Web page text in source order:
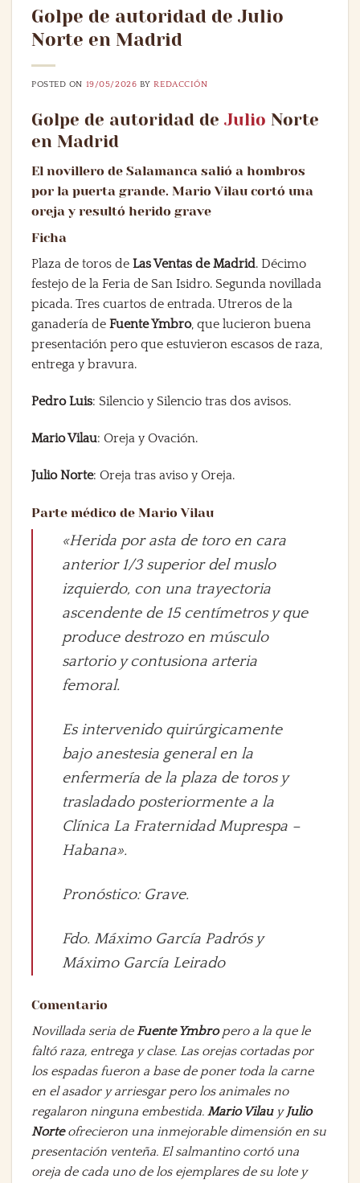
Golpe de autoridad de Julio
Norte en Madrid
POSTED ON 19/05/2026 BYREDACCIÓN
Golpe de autoridad de Julio Norte
en Madrid
El novillero de Salamanca salió a hombros
por la puerta grande. Mario Vilau cortó una
oreja y resultó herido grave
Ficha
Plaza de toros de Las Ventas de Madrid. Décimo
festejo de la Feria de San Isidro. Segunda novillada
picada. Tres cuartos de entrada. Utreros de la
ganadería de Fuente Ymbro, que lucieron buena
presentación pero que estuvieron escasos de raza,
entrega y bravura.
Pedro Luis: Silencio y Silencio tras dos avisos.
Mario Vilau: Oreja y Ovación.
Julio Norte: Oreja tras aviso y Oreja.
Parte médico de Mario Vilau
«Herida por asta de toro en cara
anterior 1/3 superior del muslo
izquierdo, con una trayectoria
ascendente de 15 centímetros y que
produce destrozo en músculo
sartorio y contusiona arteria
femoral.
Es intervenido quirúrgicamente
bajo anestesia general en la
enfermería de la plaza de toros y
trasladado posteriormente a la
Clínica La Fraternidad Muprespa –
Habana».
Pronóstico: Grave.
Fdo. Máximo García Padrós y
Máximo García Leirado
Comentario
Novillada seria deFuente Ymbropero a la que le
faltó raza, entrega y clase. Las orejas cortadas por
los espadas fueron a base de poner toda la carne
en el asador y arriesgar pero los animales no
regalaron ninguna embestida. Mario Vilauy Julio
Norteofrecieron una inmejorable dimensión en su
presentación venteña. El salmantino cortó una
oreja de cada uno de los ejemplares de su lote y